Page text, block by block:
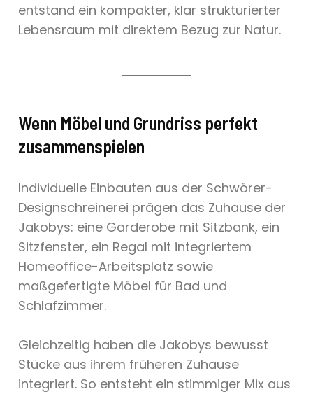
entstand ein kompakter, klar strukturierter
Lebensraum mit direktem Bezug zur Natur.
Wenn Möbel und Grundriss perfekt
zusammenspielen
Individuelle Einbauten aus der Schwörer-
Designschreinerei prägen das Zuhause der
Jakobys: eine Garderobe mit Sitzbank, ein
Sitzfenster, ein Regal mit integriertem
Homeoffice-Arbeitsplatz sowie
maßgefertigte Möbel für Bad und
Schlafzimmer.
Gleichzeitig haben die Jakobys bewusst
Stücke aus ihrem früheren Zuhause
integriert. So entsteht ein stimmiger Mix aus